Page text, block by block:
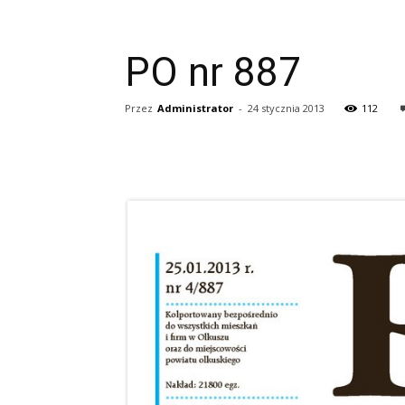
PO nr 887
Przez Administrator - 24 stycznia 2013 112